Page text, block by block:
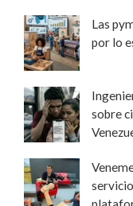
Las
por lo
sobre